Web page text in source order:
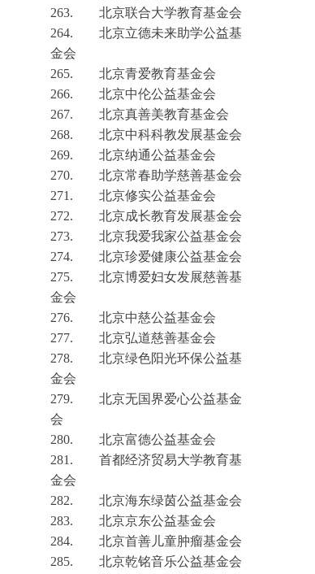
263.
北京联合大学教育基金会
264.
北京立德未来助学公益基
金会
265.
北京青爱教育基金会
266.
北京中伦公益基金会
267.
北京真善美教育基金会
268.
北京中科科教发展基金会
269.
北京纳通公益基金会
270.
北京常春助学慈善基金会
271.
北京修实公益基金会
272.
北京成长教育发展基金会
273.
北京我爱我家公益基金会
274.
北京珍爱健康公益基金会
275.
北京博爱妇女发展慈善基
金会
276.
北京中慈公益基金会
277.
北京弘道慈善基金会
278.
北京绿色阳光环保公益基
金会
279.
北京无国界爱心公益基金
会
280.
北京富德公益基金会
281.
首都经济贸易大学教育基
金会
282.
北京海东绿茵公益基金会
283.
北京京东公益基金会
284.
北京首善儿童肿瘤基金会
285.
北京乾铭音乐公益基金会